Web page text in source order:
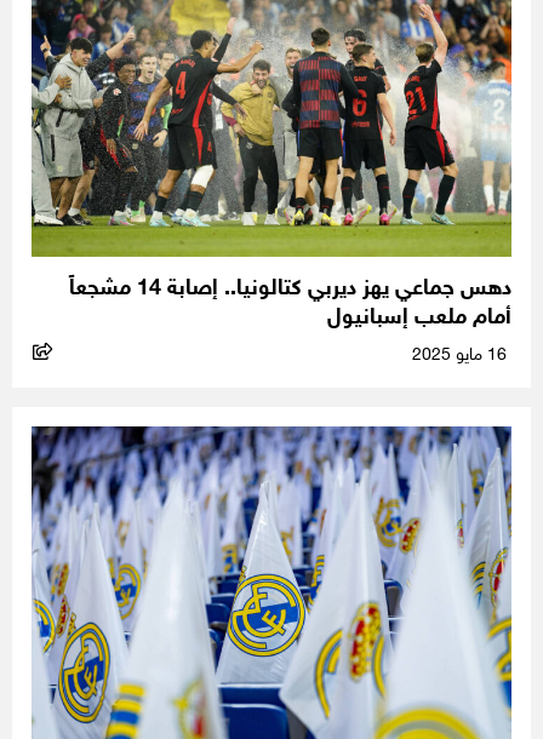
دهس جماعي يهز ديربي كتالونيا.. إصابة 14 مشجعاً
أمام ملعب إسبانيول